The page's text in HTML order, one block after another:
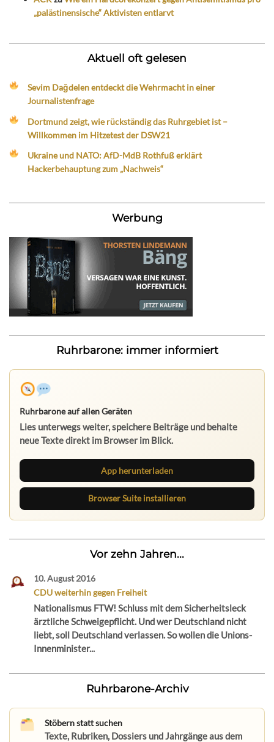
„palästinensische“ Aktivisten entlarvt
Aktuell oft gelesen
Sevim Dağdelen entdeckt die Wehrmacht in einer
Journalistenfrage
Dortmund zeigt, wie rückständig das Ruhrgebiet ist –
Willkommen im Hitzetest der DSW21
Ukraine und NATO: AfD-MdB Rothfuß erklärt
Hackerbehauptung zum „Nachweis“
Werbung
Ruhrbarone: immer informiert
Ruhrbarone auf allen Geräten
Lies unterwegs weiter, speichere Beiträge und behalte
neue Texte direkt im Browser im Blick.
App herunterladen
Browser Suite installieren
Vor zehn Jahren...
10. August 2016
CDU weiterhin gegen Freiheit
Nationalismus FTW! Schluss mit dem Sicherheitsleck
ärztliche Schweigepflicht. Und wer Deutschland nicht
liebt, soll Deutschland verlassen. So wollen die Unions-
Innenminister...
Ruhrbarone-Archiv
Stöbern statt suchen
Texte, Rubriken, Dossiers und Jahrgänge aus dem